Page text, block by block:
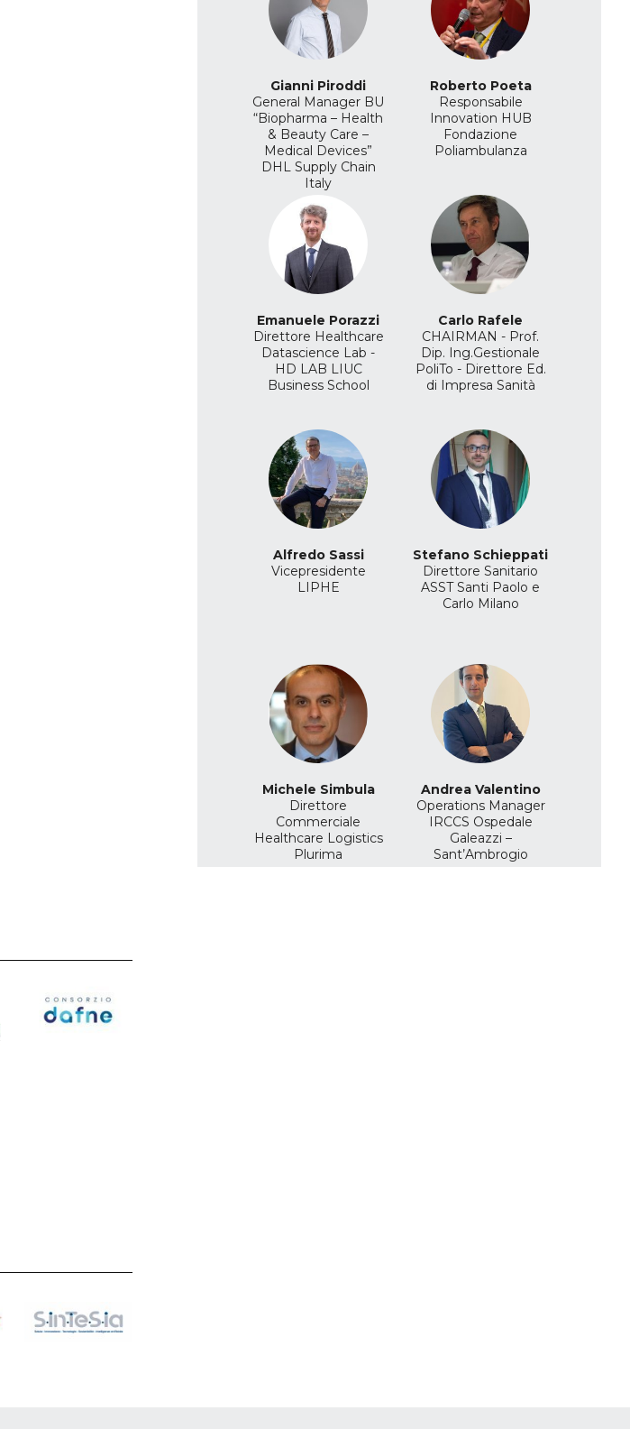
Gianni Piroddi
General Manager BU
“Biopharma – Health
& Beauty Care –
Medical Devices”
DHL Supply Chain
Italy
Roberto Poeta
Responsabile
Innovation HUB
Fondazione
Poliambulanza
Emanuele Porazzi
Direttore Healthcare
Datascience Lab -
HD LAB LIUC
Business School
Carlo Rafele
CHAIRMAN - Prof.
Dip. Ing.Gestionale
PoliTo - Direttore Ed.
di Impresa Sanità
Alfredo Sassi
Vicepresidente
LIPHE
Stefano Schieppati
Direttore Sanitario
ASST Santi Paolo e
Carlo Milano
Michele Simbula
Direttore
Commerciale
Healthcare Logistics
Plurima
Andrea Valentino
Operations Manager
IRCCS Ospedale
Galeazzi –
Sant’Ambrogio